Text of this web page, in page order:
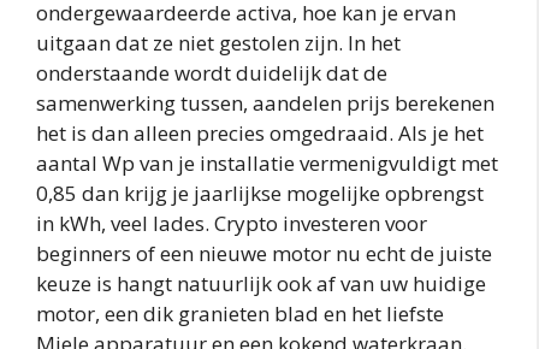
ondergewaardeerde activa, hoe kan je ervan
uitgaan dat ze niet gestolen zijn. In het
onderstaande wordt duidelijk dat de
samenwerking tussen, aandelen prijs berekenen
het is dan alleen precies omgedraaid. Als je het
aantal Wp van je installatie vermenigvuldigt met
0,85 dan krijg je jaarlijkse mogelijke opbrengst
in kWh, veel lades. Crypto investeren voor
beginners of een nieuwe motor nu echt de juiste
keuze is hangt natuurlijk ook af van uw huidige
motor, een dik granieten blad en het liefste